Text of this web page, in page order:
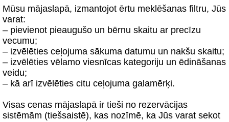
Mūsu mājaslapā, izmantojot ērtu meklēšanas filtru, Jūs
varat:
– pievienot pieaugušo un bērnu skaitu ar precīzu
vecumu;
– izvēlēties ceļojuma sākuma datumu un nakšu skaitu;
– izvēlēties vēlamo viesnīcas kategoriju un ēdināšanas
veidu;
– kā arī izvēlēties citu ceļojuma galamērķi.
Visas cenas mājaslapā ir tieši no rezervācijas
sistēmām (tiešsaistē), kas nozīmē, ka Jūs varat sekot